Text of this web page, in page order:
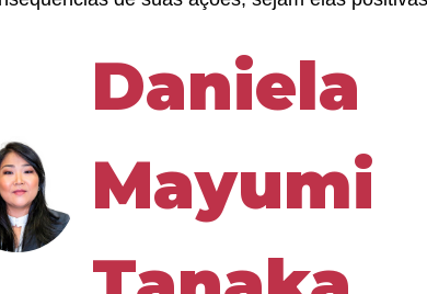
Daniela
Mayumi